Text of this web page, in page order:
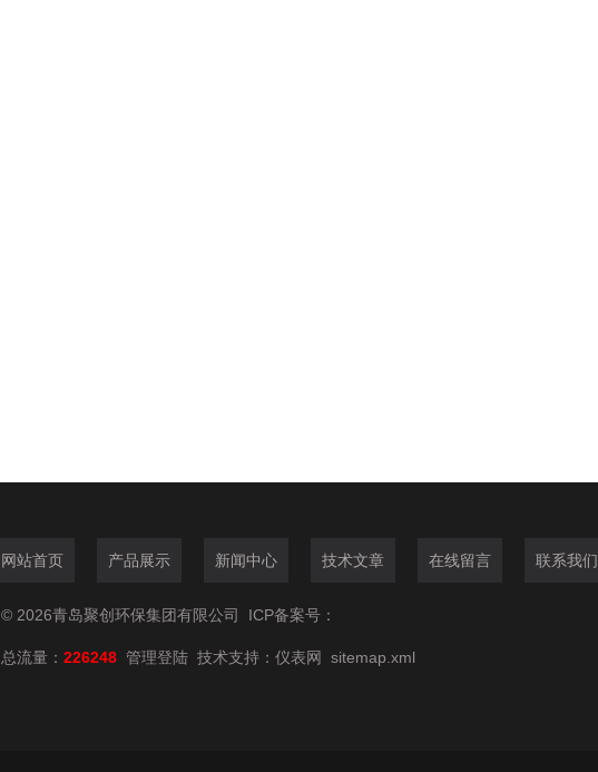
网站首页 产品展示 新闻中心 技术文章 在线留言 联系我们
© 2026青岛聚创环保集团有限公司 ICP备案号：
总流量： 226248 管理登陆 技术支持： 仪表网 sitemap.xml